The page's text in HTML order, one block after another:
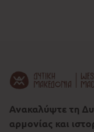
Ανακαλύψτε τη
αρμονίας και